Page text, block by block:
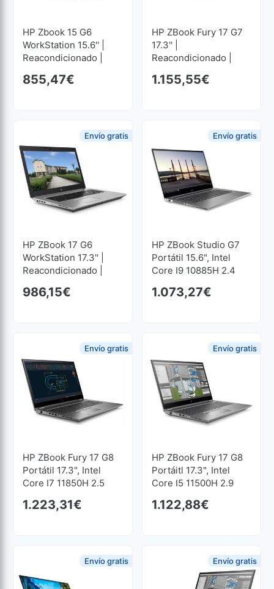
HP Zbook 15 G6
WorkStation 15.6'' |
Reacondicionado |
GB RAM | 512 GB SSD
855,47€
HP ZBook Fury 17 G7
17.3'' |
Reacondicionado |
GB RAM | 512 GB SSD
1.155,55€
HP ZBook 17 G6
WorkStation 17.3'' |
Reacondicionado |
GB RAM | 512 GB SSD
986,15€
Envío gratis
HP ZBook Studio G7
Portátil 15.6", Intel
Core I9 10885H 2.4
SSD M2
1.073,27€
Envío gratis
HP ZBook Fury 17 G8
Portátil 17.3", Intel
Core I7 11850H 2.5
M2
1.223,31€
Envío gratis
HP ZBook Fury 17 G8
Portáitl 17.3", Intel
Core I5 11500H 2.9
SSD M2
1.122,88€
Envío gratis
Envío gratis Envío gratis